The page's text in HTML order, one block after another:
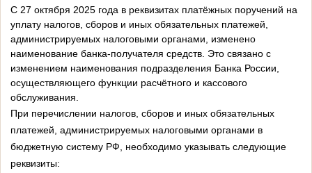
С 27 октября 2025 года в реквизитах платёжных поручений на
уплату налогов, сборов и иных обязательных платежей,
администрируемых налоговыми органами, изменено
наименование банка-получателя средств. Это связано с
изменением наименования подразделения Банка России,
осуществляющего функции расчётного и кассового
обслуживания.
При перечислении налогов, сборов и иных обязательных
платежей, администрируемых налоговыми органами в
бюджетную систему РФ, необходимо указывать следующие
реквизиты: